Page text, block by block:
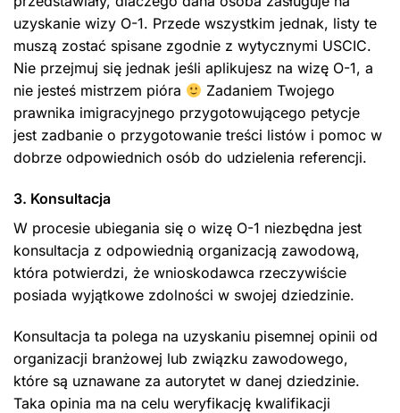
uzyskanie wizy O-1. Przede wszystkim jednak, listy te
muszą zostać spisane zgodnie z wytycznymi USCIC.
Nie przejmuj się jednak jeśli aplikujesz na wizę O-1, a
nie jesteś mistrzem pióra
Zadaniem Twojego
prawnika imigracyjnego przygotowującego petycje
jest zadbanie o przygotowanie treści listów i pomoc w
dobrze odpowiednich osób do udzielenia referencji.
3. Konsultacja
W procesie ubiegania się o wizę O-1 niezbędna jest
konsultacja z odpowiednią organizacją zawodową,
która potwierdzi, że wnioskodawca rzeczywiście
posiada wyjątkowe zdolności w swojej dziedzinie.
Konsultacja ta polega na uzyskaniu pisemnej opinii od
organizacji branżowej lub związku zawodowego,
które są uznawane za autorytet w danej dziedzinie.
Taka opinia ma na celu weryfikację kwalifikacji